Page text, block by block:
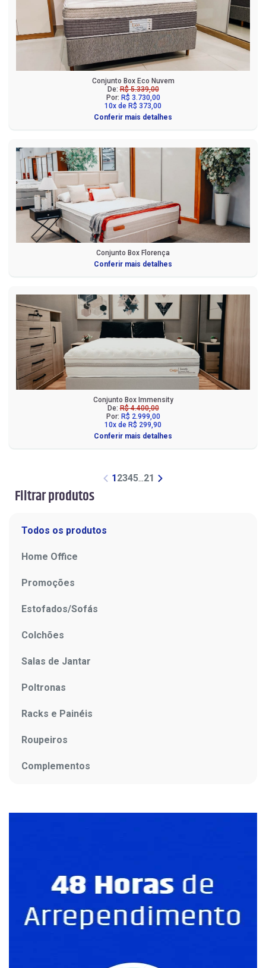
Filtrar produtos
Todos os produtos
Home Office
Promoções
Estofados/Sofás
Colchões
Salas de Jantar
Poltronas
Racks e Painéis
Roupeiros
Complementos
Conjunto Box Eco Nuvem
De:R$ 5.339,00
Por: R$ 3.730,00
10x de R$ 373,00
Conferir mais detalhes
Conjunto Box Florença
Conferir mais detalhes
Conjunto Box Immensity
De:R$ 4.400,00
Por: R$ 2.999,00
10x de R$ 299,90
Conferir mais detalhes
1 2345...21